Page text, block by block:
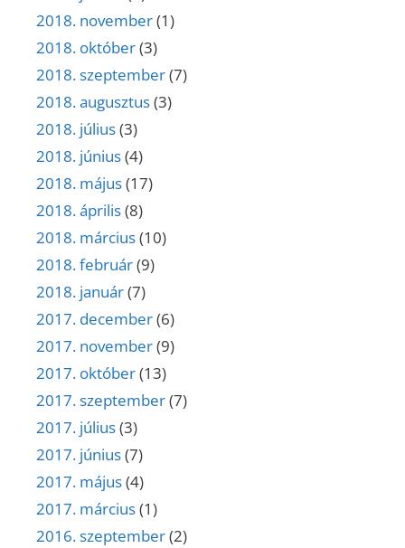
2018. november(1)
2018. október(3)
2018. szeptember(7)
2018. augusztus(3)
2018. július(3)
2018. június(4)
2018. május(17)
2018. április(8)
2018. március(10)
2018. február(9)
2018. január(7)
2017. december(6)
2017. november(9)
2017. október(13)
2017. szeptember(7)
2017. július(3)
2017. június(7)
2017. május(4)
2017. március(1)
2016. szeptember(2)